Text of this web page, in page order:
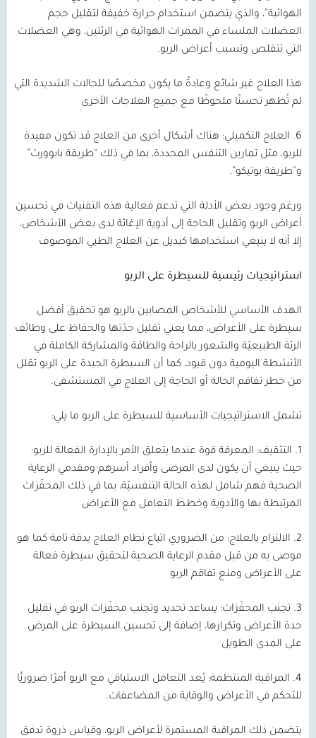
الهوائية”، والذي يتضمن استخدام حرارة خفيفة لتقليل حجم
العضلات الملساء في الممرات الهوائية في الرئتين، وهي العضلات
التي تتقلص وتسبب أعراض الربو.
هذا العلاج غير شائع وعادةً ما يكون مخصصًا للحالات الشديدة التي
لم تُظهر تحسنًا ملحوظًا مع جميع العلاجات الأخرى
6. العلاج التكميلي: هناك أشكال أخرى من العلاج قد تكون مفيدة
للربو، مثل تمارين التنفس المحددة، بما في ذلك “طريقة بابوورث”
و”طريقة بوتيكو”.
ورغم وجود بعض الأدلة التي تدعم فعالية هذه التقنيات في تحسين
أعراض الربو وتقليل الحاجة إلى أدوية الإغاثة لدى بعض الأشخاص،
إلا أنه لا ينبغي استخدامها كبديل عن العلاج الطبي الموصوف
استراتيجيات رئيسية للسيطرة على الربو
الهدف الأساسي للأشخاص المصابين بالربو هو تحقيق أفضل
سيطرة على الأعراض، مما يعني تقليل حدّتها والحفاظ على وظائف
الرئة الطبيعيّة والشعور بالراحة والطاقة والمشاركة الكاملة في
الأنشطة اليومية دون قيود، كما أن السيطرة الجيدة على الربو تقلل
من خطر تفاقم الحالة أو الحاجة إلى العلاج في المستشفى.
تشمل الاستراتيجيات الأساسية للسيطرة على الربو ما يلي:
1. التثقيف: المعرفة قوة عندما يتعلق الأمر بالإدارة الفعالة للربو؛
حيث ينبغي أن يكون لدى المرضى وأفراد أسرهم ومقدمي الرعاية
الصحية فهم شامل لهذه الحالة التنفسيّة، بما في ذلك المحفّزات
المرتبطة بها والأدوية وخطط التعامل مع الأعراض
2. الالتزام بالعلاج: من الضروري اتباع نظام العلاج بدقة تامة كما هو
موصى به من قبل مقدم الرعاية الصحية لتحقيق سيطرة فعالة
على الأعراض ومنع تفاقم الربو
3. تجنب المحفّزات: يساعد تحديد وتجنب محفّزات الربو في تقليل
حدة الأعراض وتكرارها، إضافة إلى تحسين السيطرة على المرض
على المدى الطويل
4. المراقبة المنتظمة: يُعد التعامل الاستباقي مع الربو أمرًا ضروريًّا
للتحكم في الأعراض والوقاية من المضاعفات.
يتضمن ذلك المراقبة المستمرة لأعراض الربو، وقياس ذروة تدفق